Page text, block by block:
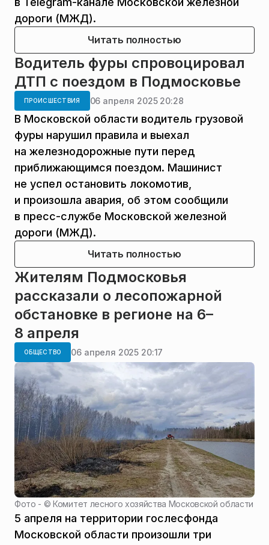
дороги (МЖД).
Читать полностью
Водитель фуры спровоцировал
ДТП с поездом в Подмосковье
ПРОИСШЕСТВИЯ 06 апреля 2025 20:28
В Московской области водитель грузовой
фуры нарушил правила и выехал
на железнодорожные пути перед
приближающимся поездом. Машинист
не успел остановить локомотив,
и произошла авария, об этом сообщили
в пресс-службе Московской железной
дороги (МЖД).
Читать полностью
Жителям Подмосковья
рассказали о лесопожарной
обстановке в регионе на 6–
8 апреля
ОБЩЕСТВО 06 апреля 2025 20:17
Фото - ©Комитет лесного хозяйства Московской области
5 апреля на территории гослесфонда
Московской области произошли три